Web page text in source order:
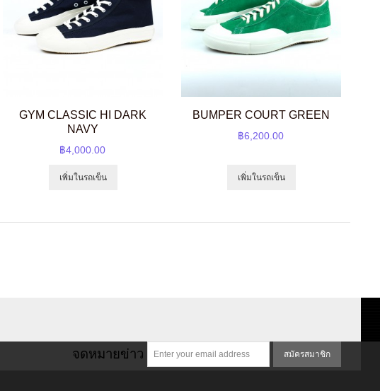
GYM CLASSIC HI DARK
NAVY
฿4,000.00
เพิ่มในรถเข็น
BUMPER COURT GREEN
฿6,200.00
เพิ่มในรถเข็น
จดหมายข่าว สมัครสมาชิก